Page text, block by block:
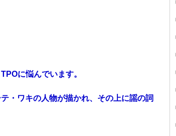
に悩んでいます。
・ワキの人物が描かれ、その上に謡の詞